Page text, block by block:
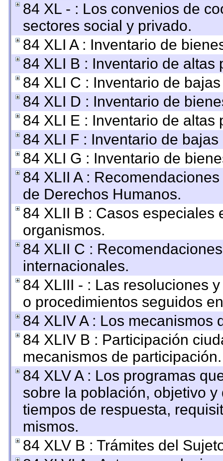
84 XL - : Los convenios de
sectores social y privado.
84 XLI A : Inventario de
84 XLI B : Inventario de
84 XLI C : Inventario de
84 XLI D : Inventario de
84 XLI E : Inventario de
84 XLI F : Inventario de
84 XLI G : Inventario de
84 XLII A :
de Derechos Humanos.
84 XLII B : Casos especiales
organismos.
84 XLII C :
internacionales.
84 XLIII - : Las resoluciones
o procedimientos seguidos
84 XLIV A : Los mecanismos
84 XLIV B : Participación
mecanismos de participación.
84 XLV A : Los programas
sobre la población, objetivo
tiempos de respuesta,
mismos.
84 XLV B : Trámites del